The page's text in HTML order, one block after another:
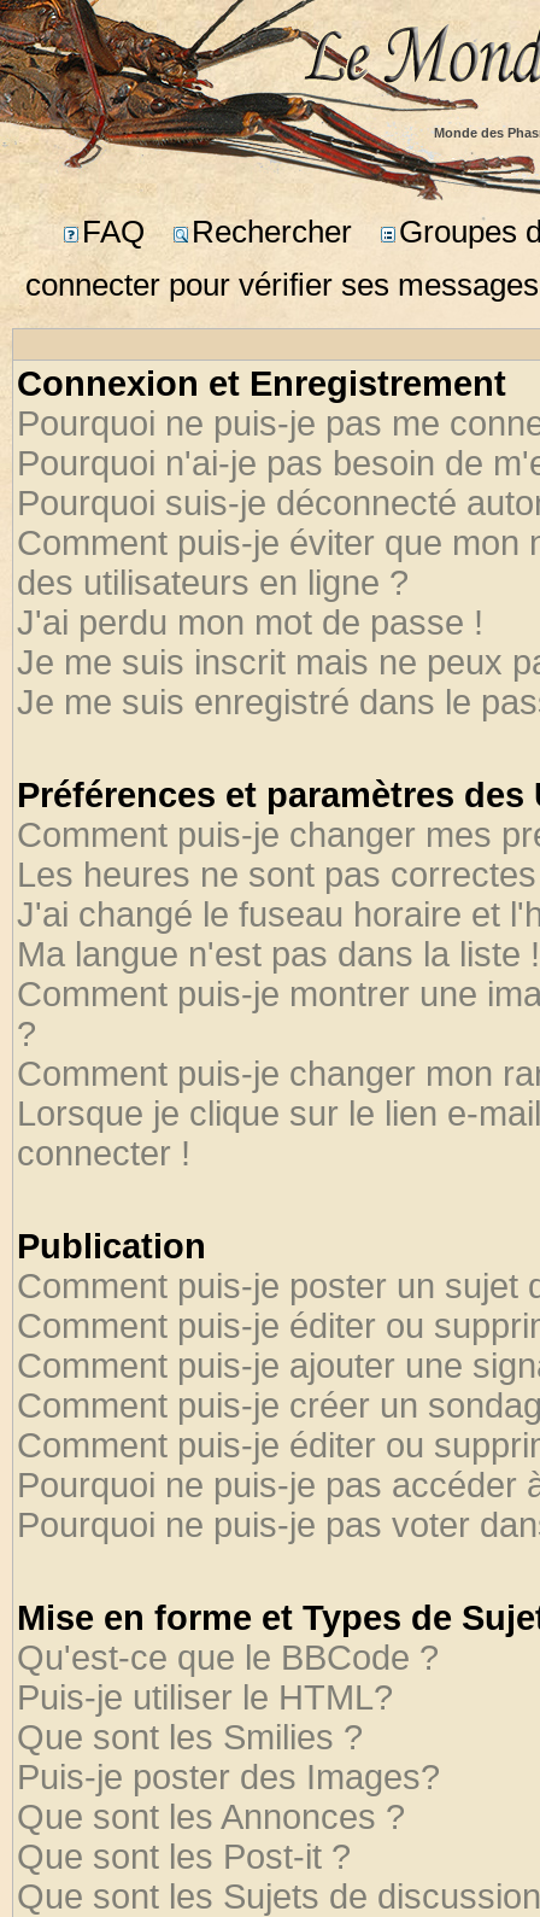
Monde des
FAQ Rechercher
Groupes
connecter pour vérifier ses
Connexion et Enregistrement
Pourquoi ne puis-je pas me
Pourquoi n'ai-je pas besoin de
Pourquoi suis-je déconnecté
Comment puis-je éviter que mon
des utilisateurs en ligne ?
J'ai perdu mon mot de passe !
Je me suis inscrit mais ne peux
Je me suis enregistré dans le
Préférences et paramètres
Comment puis-je changer mes
Les heures ne sont pas
J'ai changé le fuseau horaire et
Ma langue n'est pas dans la liste !
Comment puis-je montrer une
?
Comment puis-je changer mon
Lorsque je clique sur le lien e-
connecter !
Publication
Comment puis-je poster un sujet
Comment puis-je éditer ou
Comment puis-je ajouter une
Comment puis-je créer un
Comment puis-je éditer ou
Pourquoi ne puis-je pas accéder
Pourquoi ne puis-je pas voter
Mise en forme et Types de
Qu'est-ce que le BBCode ?
Puis-je utiliser le HTML?
Que sont les Smilies ?
Puis-je poster des Images?
Que sont les Annonces ?
Que sont les Post-it ?
Que sont les Sujets de